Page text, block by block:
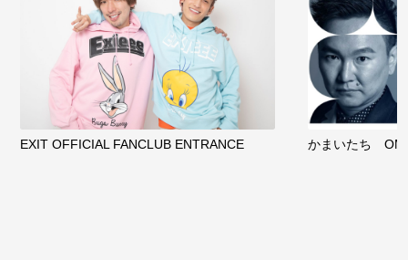
EXIT OFFICIAL FANCLUB ENTRANCE かまいたち